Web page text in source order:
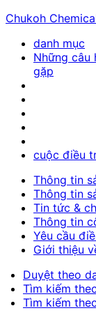
Chukoh
danh mục
Những câu
gặp
cuộc điều
Thông tin
Thông tin
Tin tức &
Thông tin
Yêu cầu
Giới thiệu
Duyệt theo
Tìm kiếm
Tìm kiếm